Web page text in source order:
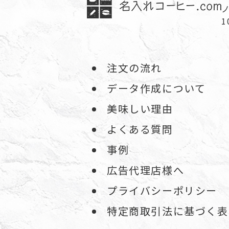
注文の流れ
データ作成について
美味しい理由
よくある質問
事例
広告代理店様へ
プライバシーポリシー
特定商取引法に基づく